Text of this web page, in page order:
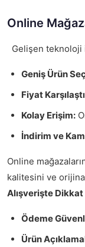
Online
Gelişen
Geniş Ürün
Fiyat
Kolay Erişim:
İndirim ve
Online
kalitesini ve
Alışverişte
Ödeme
Ürün